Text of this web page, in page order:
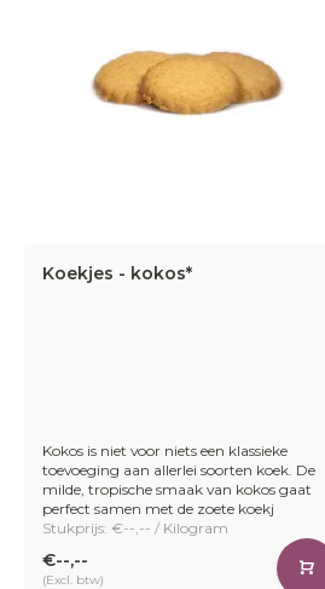
Koekjes - kokos*
Kokos is niet voor niets een klassieke
toevoeging aan allerlei soorten koek. De
milde, tropische smaak van kokos gaat
perfect samen met de zoete koekj
Stukprijs: €--,-- / Kilogram
€--,--
(Excl. btw)